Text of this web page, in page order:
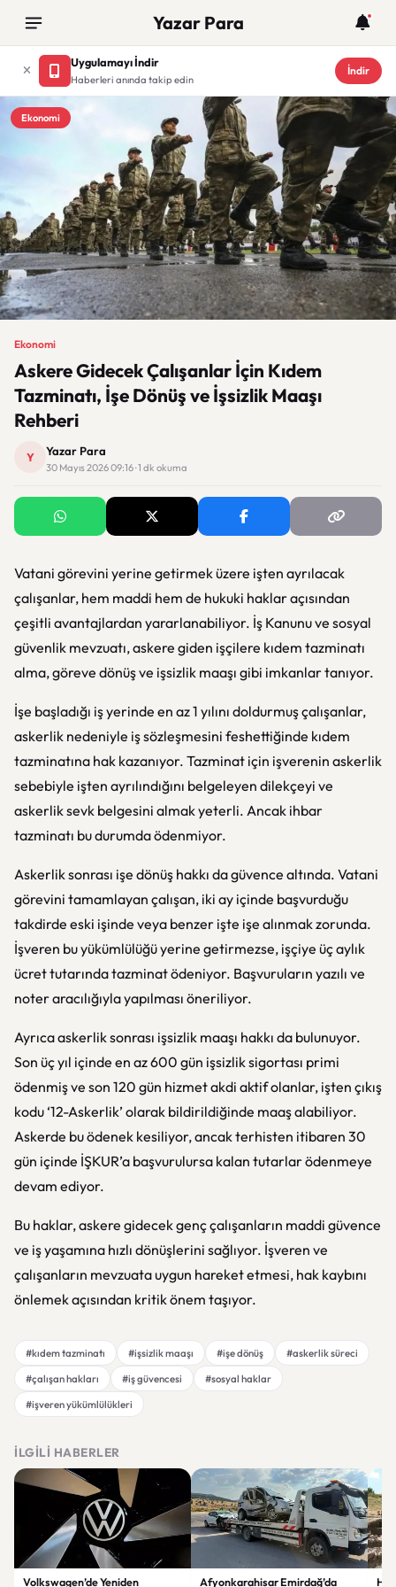
Yazar Para
Uygulamayı İndir
Haberleri anında takip edin
İndir
Ekonomi
Ekonomi
Askere Gidecek Çalışanlar İçin Kıdem
Tazminatı, İşe Dönüş ve İşsizlik Maaşı
Rehberi
Y Yazar Para
30 Mayıs 2026 09:16 · 1 dk okuma
Vatani görevini yerine getirmek üzere işten ayrılacak
çalışanlar, hem maddi hem de hukuki haklar açısından
çeşitli avantajlardan yararlanabiliyor. İş Kanunu ve sosyal
güvenlik mevzuatı, askere giden işçilere kıdem tazminatı
alma, göreve dönüş ve işsizlik maaşı gibi imkanlar tanıyor.
İşe başladığı iş yerinde en az 1 yılını doldurmuş çalışanlar,
askerlik nedeniyle iş sözleşmesini feshettiğinde kıdem
tazminatına hak kazanıyor. Tazminat için işverenin askerlik
sebebiyle işten ayrılındığını belgeleyen dilekçeyi ve
askerlik sevk belgesini almak yeterli. Ancak ihbar
tazminatı bu durumda ödenmiyor.
Askerlik sonrası işe dönüş hakkı da güvence altında. Vatani
görevini tamamlayan çalışan, iki ay içinde başvurduğu
takdirde eski işinde veya benzer işte işe alınmak zorunda.
İşveren bu yükümlülüğü yerine getirmezse, işçiye üç aylık
ücret tutarında tazminat ödeniyor. Başvuruların yazılı ve
noter aracılığıyla yapılması öneriliyor.
Ayrıca askerlik sonrası işsizlik maaşı hakkı da bulunuyor.
Son üç yıl içinde en az 600 gün işsizlik sigortası primi
ödenmiş ve son 120 gün hizmet akdi aktif olanlar, işten çıkış
kodu ‘12-Askerlik’ olarak bildirildiğinde maaş alabiliyor.
Askerde bu ödenek kesiliyor, ancak terhisten itibaren 30
gün içinde İŞKUR’a başvurulursa kalan tutarlar ödenmeye
devam ediyor.
Bu haklar, askere gidecek genç çalışanların maddi güvence
ve iş yaşamına hızlı dönüşlerini sağlıyor. İşveren ve
çalışanların mevzuata uygun hareket etmesi, hak kaybını
önlemek açısından kritik önem taşıyor.
#kıdem tazminatı #işsizlik maaşı #işe dönüş
#askerlik süreci
#çalışan hakları
#iş güvencesi
#sosyal haklar
#işveren yükümlülükleri
İLGILI HABERLER
Volkswagen’de Yeniden Afyonkarahisar Emirdağ’da